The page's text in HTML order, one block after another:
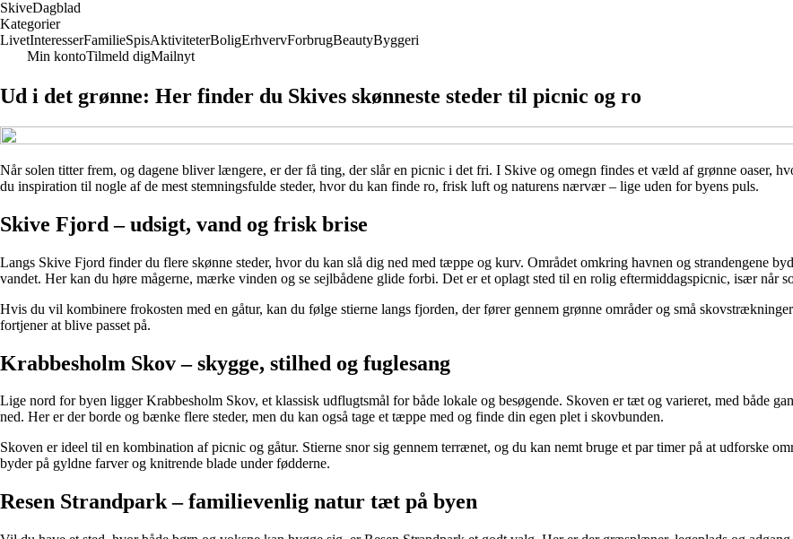
SkiveDagblad
Kategorier
LivetInteresserFamilieSpisAktiviteterBoligErhvervForbrugBeautyByggeri
Min kontoTilmeld digMailnyt
Ud i det grønne: Her finder du Skives skønneste steder til picnic og ro
Når solen titter frem, og dagene bliver længere, er der få ting, der slår en picnic i det fri. I Skive og omegn findes et væld af grønne oaser,
du inspiration til nogle af de mest stemningsfulde steder, hvor du kan finde ro, frisk luft og naturens nærvær – lige uden for byens puls.
Skive Fjord – udsigt, vand og frisk brise
Langs Skive Fjord finder du flere skønne steder, hvor du kan slå dig ned med tæppe og kurv. Området omkring havnen og strandengene
vandet. Her kan du høre mågerne, mærke vinden og se sejlbådene glide forbi. Det er et oplagt sted til en rolig eftermiddagspicnic, især når
Hvis du vil kombinere frokosten med en gåtur, kan du følge stierne langs fjorden, der fører gennem grønne områder og små
fortjener at blive passet på.
Krabbesholm Skov – skygge, stilhed og fuglesang
Lige nord for byen ligger Krabbesholm Skov, et klassisk udflugtsmål for både lokale og besøgende. Skoven er tæt og varieret, med både
ned. Her er der borde og bænke flere steder, men du kan også tage et tæppe med og finde din egen plet i skovbunden.
Skoven er ideel til en kombination af picnic og gåtur. Stierne snor sig gennem terrænet, og du kan nemt bruge et par timer på at udforske
byder på gyldne farver og knitrende blade under fødderne.
Resen Strandpark – familievenlig natur tæt på byen